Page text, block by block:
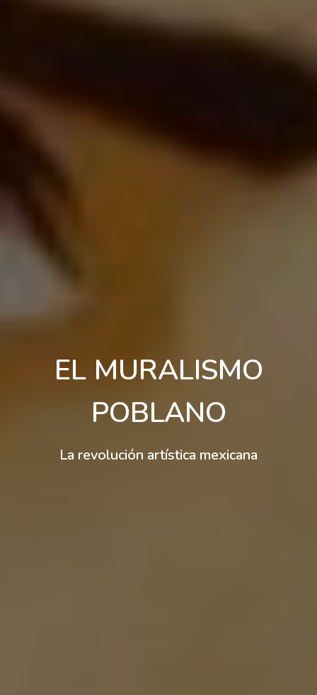
EL MURALISMO
POBLANO
La revolución artística mexicana